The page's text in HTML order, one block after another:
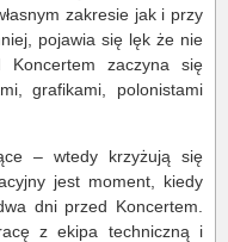
zakresie jak i przy
pojawia się lęk że nie
zaczyna się
grafikami, polonistami
– wtedy krzyżują się
jest moment, kiedy
dni przed Koncertem.
z ekipa techniczną i